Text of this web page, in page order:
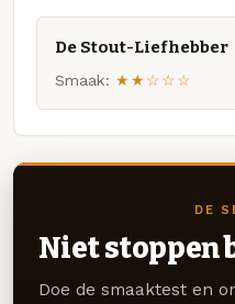
De Stout-Liefhebber
Smaak: ★★☆☆☆
DE
Niet stoppen
Doe de smaaktest en